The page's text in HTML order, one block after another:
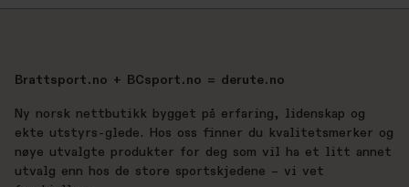
Brattsport.no + BCsport.no = derute.no
Ny norsk nettbutikk bygget på erfaring, lidenskap og
ekte utstyrs-glede. Hos oss finner du kvalitetsmerker og
nøye utvalgte produkter for deg som vil ha et litt annet
utvalg enn hos de store sportskjedene – vi vet